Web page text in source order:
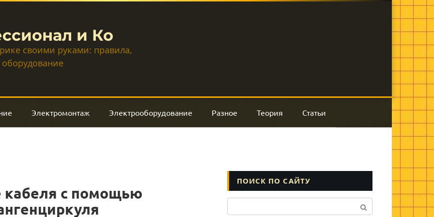
и Ко
своими руками: правила,
Электромонтаж Электрооборудование Разное Теория Статьи
кабеля с помощью
ПОИСК ПО САЙТУ